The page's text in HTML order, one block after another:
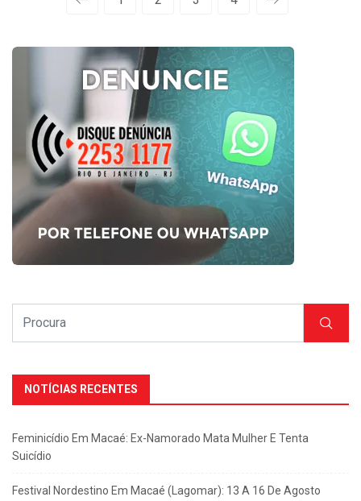
NOTÍCIAS RECENTES
Feminicídio Em Macaé: Ex-Namorado Mata Mulher E Tenta
Suicídio
Festival Nordestino Em Macaé (Lagomar): 13 A 16 De Agosto